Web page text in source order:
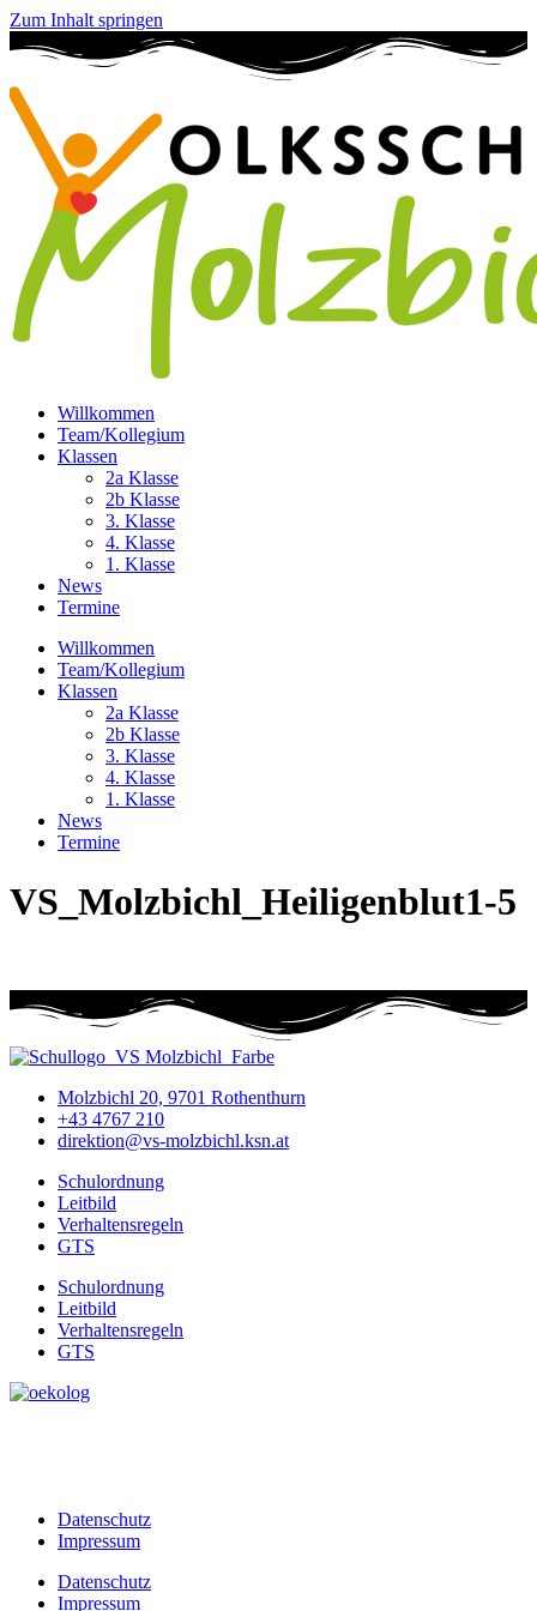
Zum Inhalt springen
Willkommen
Team/Kollegium
Klassen
2a Klasse
2b Klasse
3. Klasse
4. Klasse
1. Klasse
News
Termine
Willkommen
Team/Kollegium
Klassen
2a Klasse
2b Klasse
3. Klasse
4. Klasse
1. Klasse
News
Termine
VS_Molzbichl_Heiligenblut1-5
Molzbichl 20, 9701 Rothenthurn
+43 4767 210
direktion@vs-molzbichl.ksn.at
Schulordnung
Leitbild
Verhaltensregeln
GTS
Schulordnung
Leitbild
Verhaltensregeln
GTS
Datenschutz
Impressum
Datenschutz
Impressum